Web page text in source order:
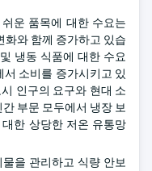
운 품목에 대한 수요는
화와 함께 증가하고 있습
냉동 식품에 대한 수요
소비를 증가시키고 있
인구의 요구와 현대 소
부문 모두에서 냉장 보
한 상당한 저온 유통망
을 관리하고 식량 안보